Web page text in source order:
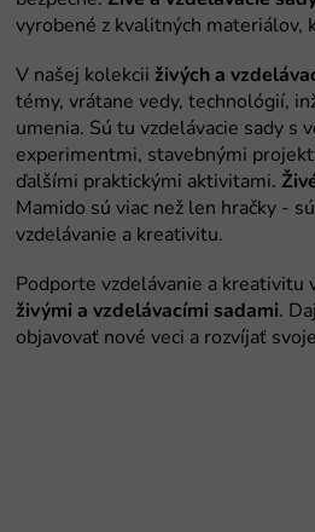
živých a
živými a vzdelávacími sadami